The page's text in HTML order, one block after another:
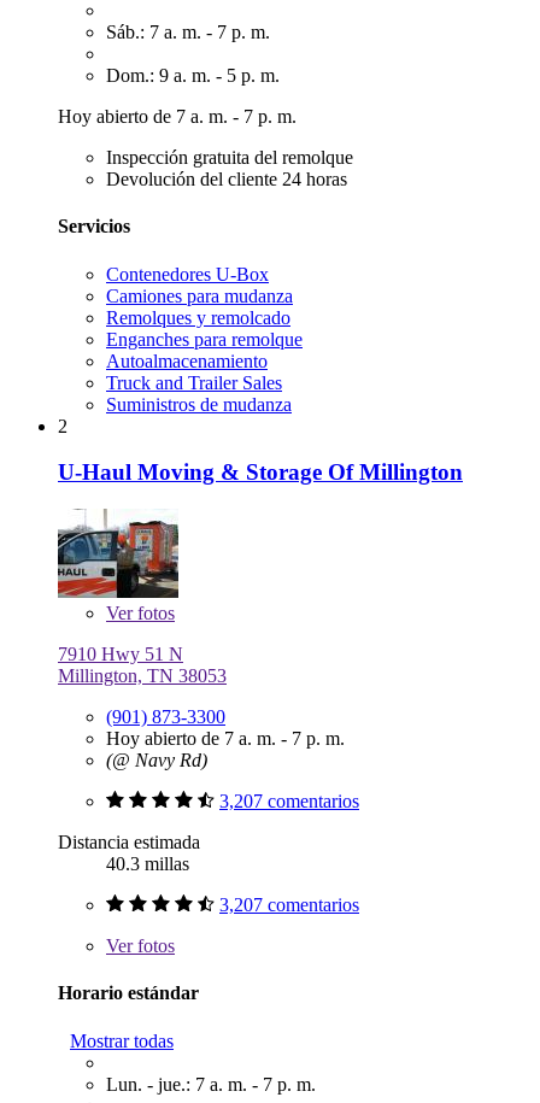
Sáb.: 7 a. m. - 7 p. m.
Dom.: 9 a. m. - 5 p. m.
Hoy abierto de 7 a. m. - 7 p. m.
Inspección gratuita del remolque
Devolución del cliente 24 horas
Servicios
Contenedores U-Box
Camiones para mudanza
Remolques y remolcado
Enganches para remolque
Autoalmacenamiento
Truck and Trailer Sales
Suministros de mudanza
2
U-Haul Moving & Storage Of Millington
Verfotos
7910 Hwy 51 N
Millington, TN 38053
(901) 873-3300
Hoy abierto de 7 a. m. - 7 p. m.
(@ Navy Rd)
3,207 comentarios
Distancia estimada
40.3 millas
3,207 comentarios
Verfotos
Horario estándar
Mostrar todas
Lun. - jue.: 7 a. m. - 7 p. m.